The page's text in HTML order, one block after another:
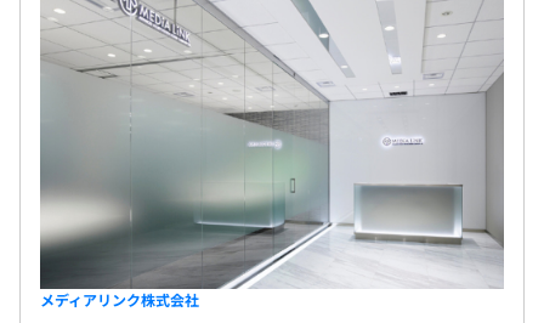
メディアリンク株式会社